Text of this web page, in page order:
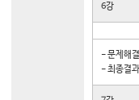
6강
- 문제해
- 최종결